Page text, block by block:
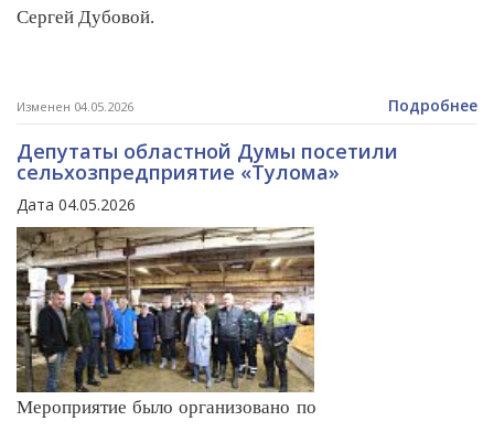
Сергей Дубовой.
Изменен 04.05.2026 Подробнее
Депутаты областной Думы посетили
сельхозпредприятие «Тулома»
Дата 04.05.2026
Мероприятие было организовано по